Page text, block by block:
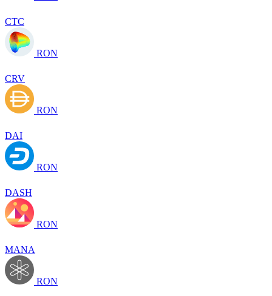
CTC
RON
CRV
RON
DAI
RON
DASH
RON
MANA
RON